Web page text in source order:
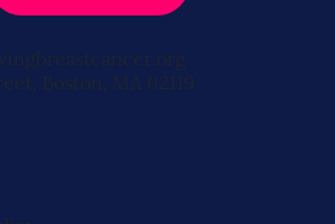
Boston, MA 02119